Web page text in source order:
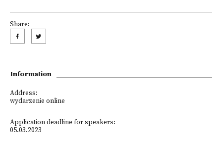
Share:
Information
Address:
wydarzenie online
Application deadline for speakers:
05.03.2023